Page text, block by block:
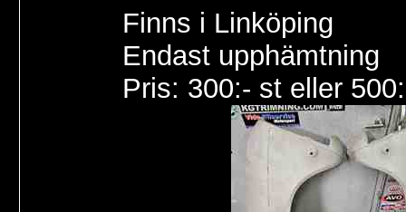
Finns i Linköping
Endast upphämtning
Pris: 300:- st eller